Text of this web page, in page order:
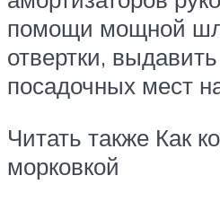
помощи мощной
отвертки,
посадочных мест
Читать также Как
морковкой